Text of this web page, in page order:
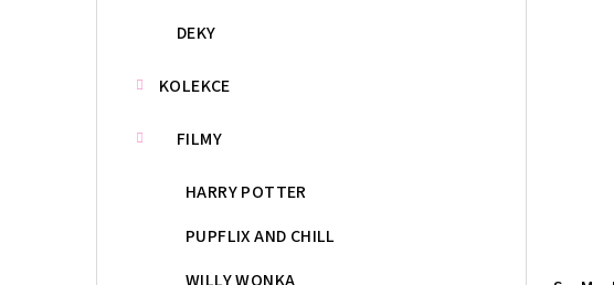
DEKY
KOLEKCE
FILMY
HARRY POTTER
PUPFLIX AND CHILL